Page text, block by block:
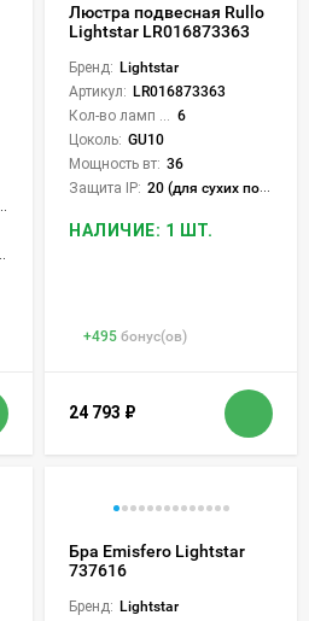
Люстра подвесная Rullo
Lightstar LR016873363
Бренд: Lightstar
Артикул: LR016873363
6
Цоколь: GU10
Мощность вт: 36
Защита IP: 20 (для сухих пом.)
НАЛИЧИЕ: 1 ШТ.
+495 бонус(ов)
24 793 ₽
Бра Emisfero Lightstar
737616
Бренд: Lightstar